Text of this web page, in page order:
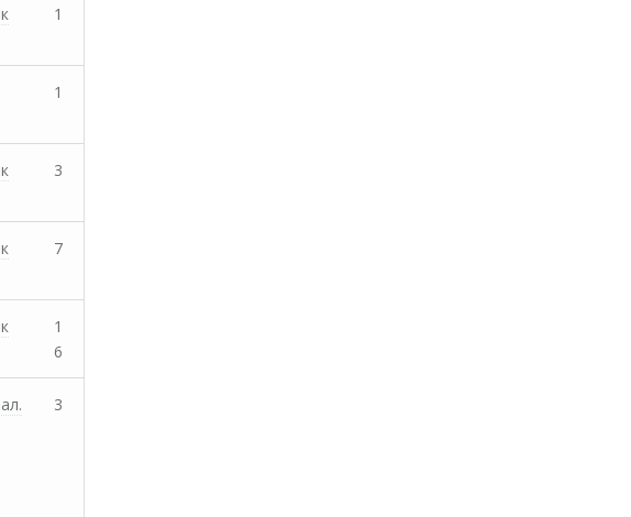
1
1
3
7
1
6
3